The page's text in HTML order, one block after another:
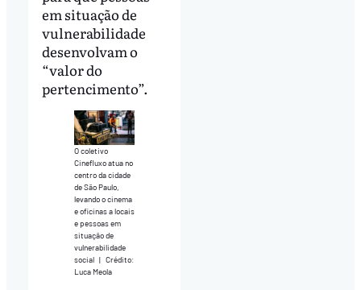
em situação de
vulnerabilidade
desenvolvam o
“valor do
pertencimento”.
O coletivo
Cinefluxo atua no
centro da cidade
de São Paulo,
levando o cinema
e oficinas a locais
e pessoas em
situação de
vulnerabilidade
social | Crédito:
Luca Meola